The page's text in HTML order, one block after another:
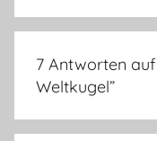
7 Antworten auf
Weltkugel”